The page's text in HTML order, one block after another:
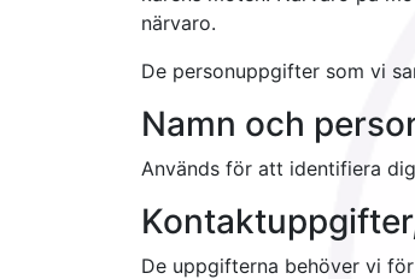
närvaro.
De personuppgifter som vi
Namn och
Används för att identifiera
De uppgifterna behöver vi